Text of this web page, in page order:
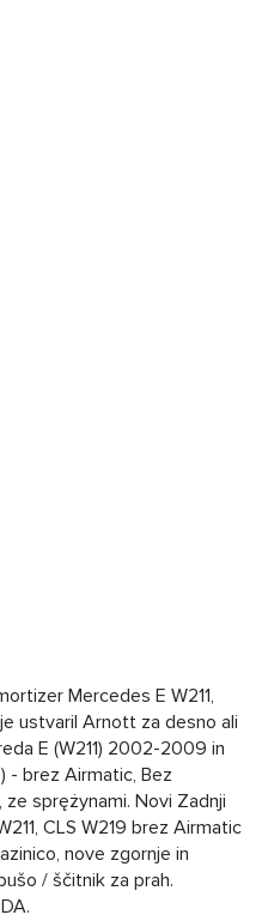
Mercedes E W211,
ustvaril Arnott za desno ali
E (W211) 2002-2009 in
- brez Airmatic, Bez
sprężynami. Novi Zadnji
CLS W219 brez Airmatic
nove zgornje in
/ ščitnik za prah.